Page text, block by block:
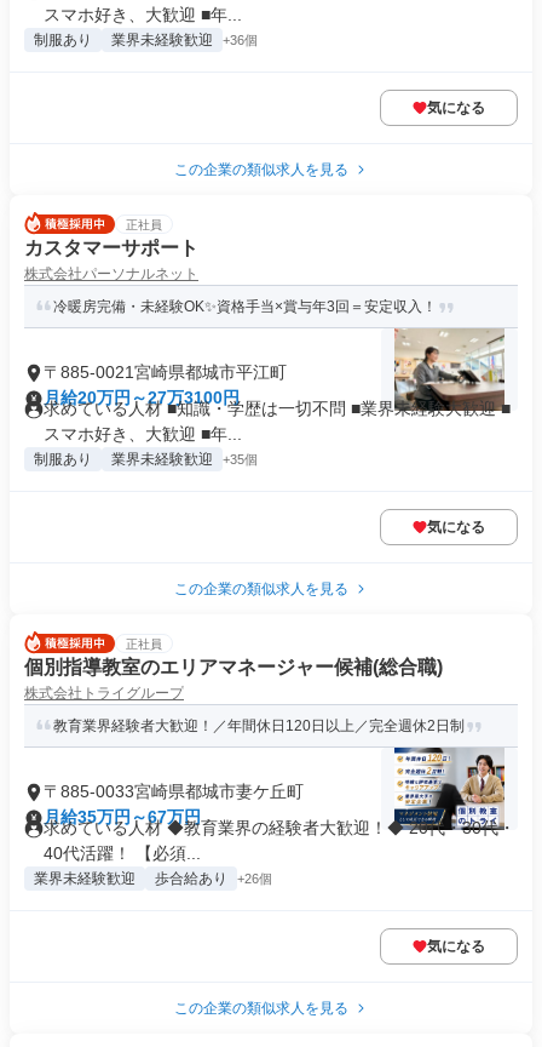
スマホ好き、大歓迎 ■年...
制服あり 業界未経験歓迎 +36個
気になる
この企業の類似求人を見る
正社員
カスタマーサポート
株式会社パーソナルネット
冷暖房完備・未経験OK✨資格手当×賞与年3回＝安定収入！
〒885-0021宮崎県都城市平江町
月給20万円～27万3100円
求めている人材 ■知識・学歴は一切不問 ■業界未経験大歓迎 ■
スマホ好き、大歓迎 ■年...
制服あり 業界未経験歓迎 +35個
気になる
この企業の類似求人を見る
正社員
個別指導教室のエリアマネージャー候補(総合職)
株式会社トライグループ
教育業界経験者大歓迎！／年間休日120日以上／完全週休2日制
〒885-0033宮崎県都城市妻ケ丘町
月給35万円～67万円
求めている人材 ◆教育業界の経験者大歓迎！◆ 20代・30代・
40代活躍！ 【必須...
業界未経験歓迎 歩合給あり +26個
気になる
この企業の類似求人を見る